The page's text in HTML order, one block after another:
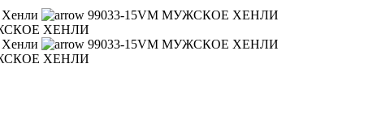
Хенли
99033-15VM МУЖСКОЕ ХЕНЛИ
ХЕНЛИ
Хенли
99033-15VM МУЖСКОЕ ХЕНЛИ
ХЕНЛИ